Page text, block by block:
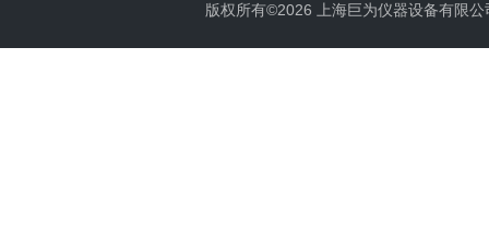
版权所有©2026 上海巨为仪器设备有限